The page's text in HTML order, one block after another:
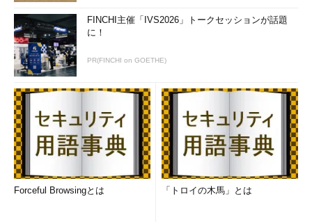
riseおよびEducationエディションが必要）
●手順（5）
コマンドプロンプトまたはWindows PowerShellを開いて
「gpupdate」と入力して実行し、ポリシーの変更を反映させま
す。
●手順（6）
ここでネットワークを接続し、インターネットと通信可能な状
態にします。
FINCHI主催「IVS2026」トークセッションが話題
に！
PR(FINCHI on GOETHE)
Forceful Browsingとは 「トロイの木馬」とは